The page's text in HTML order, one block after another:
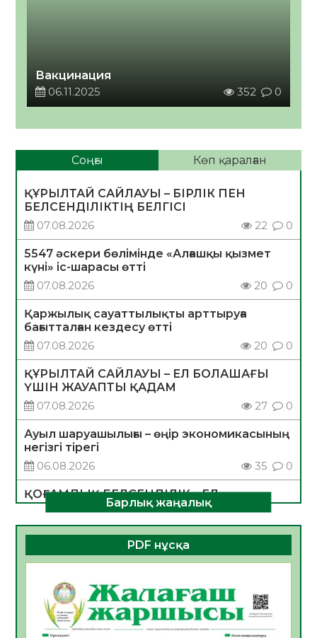
Вакцинация
06.11.2025
352 0
Соңғы Көп қаралған
ҚҰРЫЛТАЙ САЙЛАУЫ – БІРЛІК ПЕН
БЕЛСЕНДІЛІКТІҢ БЕЛГІСІ
07.08.2026
22 0
5547 әскери бөлімінде «Алғашқы қызмет
күні» іс-шарасы өтті
07.08.2026
20 0
Қаржылық сауаттылықты арттыруға
бағытталған кездесу өтті
07.08.2026
20 0
ҚҰРЫЛТАЙ САЙЛАУЫ – ЕЛ БОЛАШАҒЫ
ҮШІН ЖАУАПТЫ ҚАДАМ
07.08.2026
27 0
Ауыл шаруашылығы – өңір экономикасының
негізгі тірегі
06.08.2026
35 0
ҚОҒАМДЫҚ БЕЛСЕНДІЛІК – ЕЛ
ДАМУЫНЫҢ НЕГІЗІ
06.08.2026
32 0
ҚҰРЫЛТАЙ САЙЛАУЫ – БОЛАШАҚҚА
06.08.2026
Инфекциялық ауруларға қарсы иммундау
жұмыстарының тиімділігі
Барлық жаңалық
PDF нұсқа